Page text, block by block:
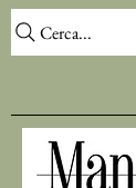
Cerca...